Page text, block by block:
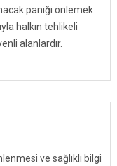
paniği önlemek
halkın tehlikeli
alanlardır.
ve sağlıklı bilgi